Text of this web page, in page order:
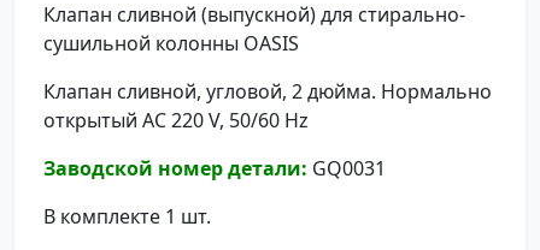
Клапан сливной (выпускной) для стирально-
сушильной колонны OASIS
Клапан сливной, угловой, 2 дюйма. Нормально
открытый АС 220 V, 50/60 Hz
Заводской номер детали: GQ0031
В комплекте 1 шт.